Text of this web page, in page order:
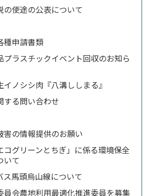
の使途の公表について
種申請書類
プラスチックイベント回収のお知ら
ノシシ肉『八溝ししまる』
する問い合わせ
害の情報提供のお願い
コグリーンとちぎ」に係る環境保全
いて
ス馬頭烏山線について
員会農地利用最適化推進委員を募集